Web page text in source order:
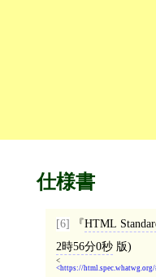
仕様書
[6] HTML
2時56分0秒版)
<
https://